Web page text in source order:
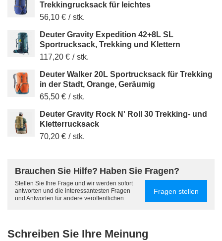
Trekkingrucksack für leichtes
56,10 € / stk.
Deuter Gravity Expedition 42+8L SL
Sportrucksack, Trekking und Klettern
117,20 € / stk.
Deuter Walker 20L Sportrucksack für Trekking
in der Stadt, Orange, Geräumig
65,50 € / stk.
Deuter Gravity Rock N' Roll 30 Trekking- und
Kletterrucksack
70,20 € / stk.
Brauchen Sie Hilfe? Haben Sie Fragen?
Stellen Sie Ihre Frage und wir werden sofort
antworten und die interessantesten Fragen
und Antworten für andere veröffentlichen..
Fragen stellen
Schreiben Sie Ihre Meinung